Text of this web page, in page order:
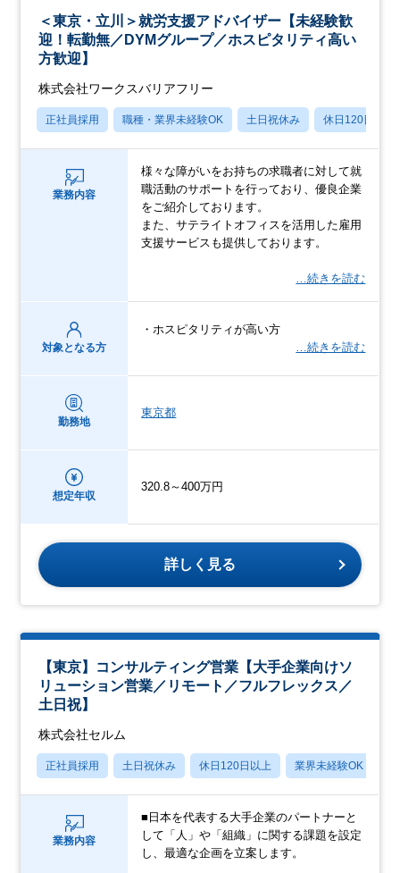
＜東京・立川＞就労支援アドバイザー【未経験歓
迎！転勤無／DYMグループ／ホスピタリティ高い
方歓迎】
株式会社ワークスバリアフリー
正社員採用 職種・業界未経験OK 土日祝休み 休日120日以上
業務内容
様々な障がいをお持ちの求職者に対して就
職活動のサポートを行っており、優良企業
をご紹介しております。
また、サテライトオフィスを活用した雇用
支援サービスも提供しております。
…続きを読む
対象となる方
・ホスピタリティが高い方
…続きを読む
勤務地
東京都
想定年収
320.8～400万円
詳しく見る
【東京】コンサルティング営業【大手企業向けソ
リューション営業／リモート／フルフレックス／
土日祝】
株式会社セルム
正社員採用 土日祝休み 休日120日以上 業界未経験OK
業務内容
■日本を代表する大手企業のパートナーと
して「人」や「組織」に関する課題を設定
し、最適な企画を立案します。